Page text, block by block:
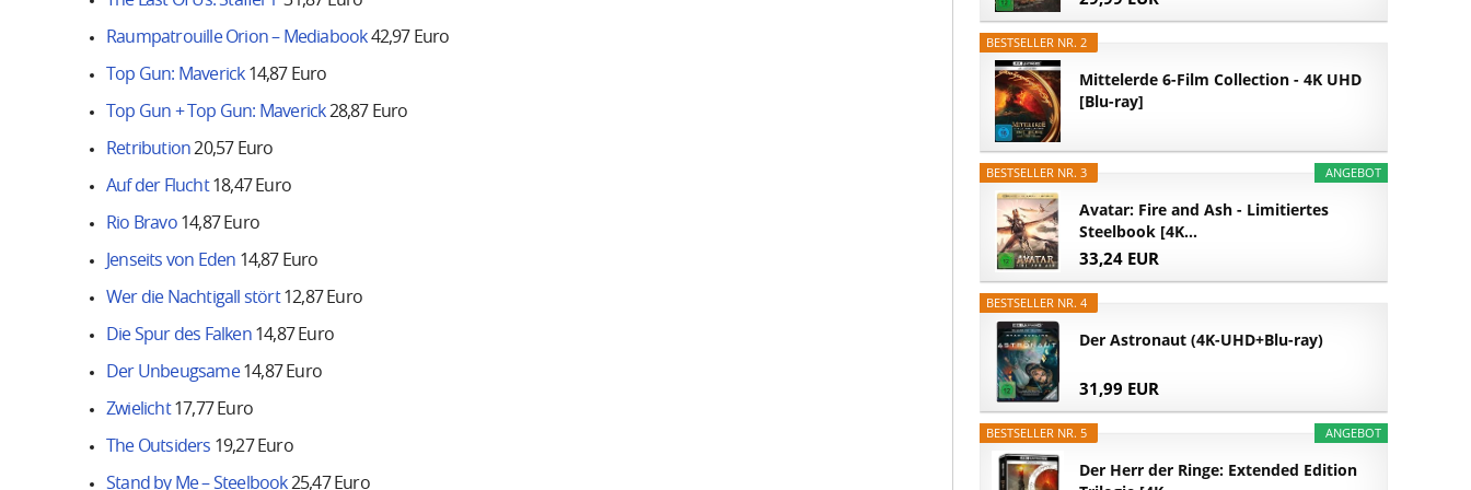
Raumpatrouille Orion – Mediabook42,97 Euro
Top Gun: Maverick14,87 Euro
Top Gun + Top Gun: Maverick28,87 Euro
Retribution20,57 Euro
Auf der Flucht18,47 Euro
Rio Bravo14,87 Euro
Jenseits von Eden 14,87 Euro
Wer die Nachtigall stört12,87 Euro
Die Spur des Falken14,87 Euro
Der Unbeugsame14,87 Euro
Zwielicht17,77 Euro
The Outsiders 19,27 Euro
Stand by Me – Steelbook25,47 Euro
BESTSELLER NR. 2
Mittelerde 6-Film Collection - 4K UHD
[Blu-ray]
ANGEBOT
BESTSELLER NR. 3
Avatar: Fire and Ash - Limitiertes
Steelbook [4K...
33,24 EUR
BESTSELLER NR. 4
Der Astronaut (4K-UHD+Blu-ray)
31,99 EUR
ANGEBOT
BESTSELLER NR. 5
Der Herr der Ringe: Extended Edition